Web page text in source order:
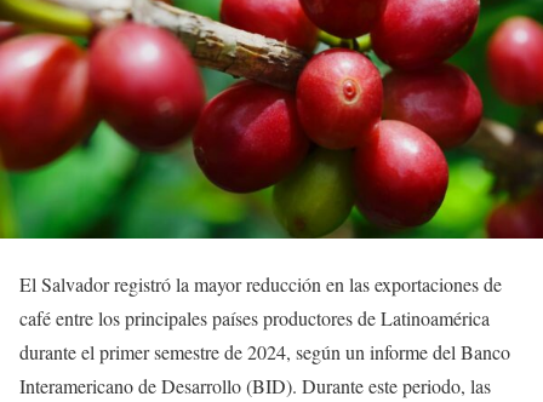
El Salvador registró la mayor reducción en las exportaciones de
café entre los principales países productores de Latinoamérica
durante el primer semestre de 2024, según un informe del Banco
Interamericano de Desarrollo (BID). Durante este periodo, las